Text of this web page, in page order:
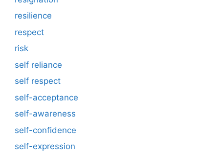
resilience
respect
risk
self reliance
self respect
self-acceptance
self-awareness
self-confidence
self-expression